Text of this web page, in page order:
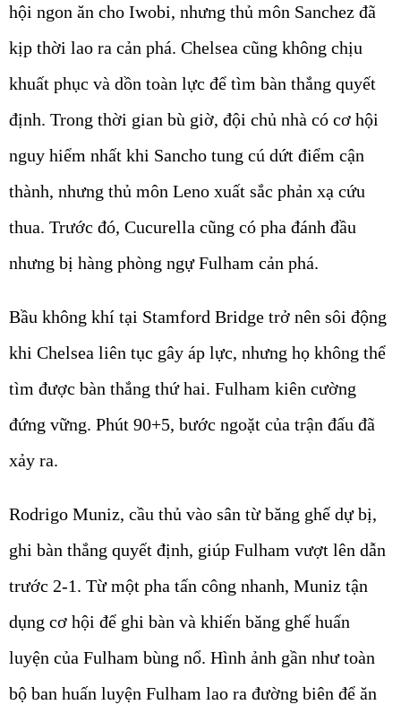
hội ngon ăn cho Iwobi, nhưng thủ môn Sanchez đã
kịp thời lao ra cản phá. Chelsea cũng không chịu
khuất phục và dồn toàn lực để tìm bàn thắng quyết
định. Trong thời gian bù giờ, đội chủ nhà có cơ hội
nguy hiểm nhất khi Sancho tung cú dứt điểm cận
thành, nhưng thủ môn Leno xuất sắc phản xạ cứu
thua. Trước đó, Cucurella cũng có pha đánh đầu
nhưng bị hàng phòng ngự Fulham cản phá.
Bầu không khí tại Stamford Bridge trở nên sôi động
khi Chelsea liên tục gây áp lực, nhưng họ không thể
tìm được bàn thắng thứ hai. Fulham kiên cường
đứng vững. Phút 90+5, bước ngoặt của trận đấu đã
xảy ra.
Rodrigo Muniz, cầu thủ vào sân từ băng ghế dự bị,
ghi bàn thắng quyết định, giúp Fulham vượt lên dẫn
trước 2-1. Từ một pha tấn công nhanh, Muniz tận
dụng cơ hội để ghi bàn và khiến băng ghế huấn
luyện của Fulham bùng nổ. Hình ảnh gần như toàn
bộ ban huấn luyện Fulham lao ra đường biên để ăn